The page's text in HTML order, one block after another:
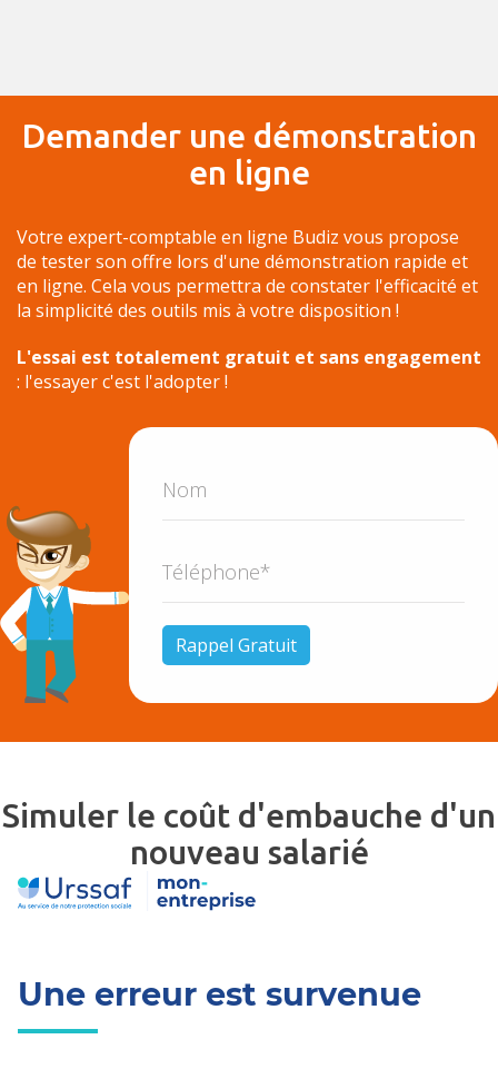
Demander une démonstration
en ligne
Votre expert-comptable en ligne Budiz vous propose
de tester son offre lors d'une démonstration rapide et
en ligne. Cela vous permettra de constater l'efficacité et
la simplicité des outils mis à votre disposition !
L'essai est totalement gratuit et sans engagement
: l'essayer c'est l'adopter !
Simuler le coût d'embauche d'un
nouveau salarié